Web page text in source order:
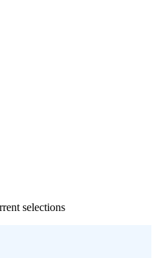
selections